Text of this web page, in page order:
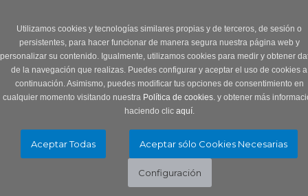
Utilizamos cookies y tecnologías similares propias y de terceros, de sesión o
persistentes, para hacer funcionar de manera segura nuestra página web y
personalizar su contenido. Igualmente, utilizamos cookies para medir y obtener
de la navegación que realizas. Puedes configurar y aceptar el uso de cookies a
continuación. Asimismo, puedes modificar tus opciones de consentimiento en
cualquier momento visitando nuestra Política de cookies.y obtener más
haciendo clic aquí.